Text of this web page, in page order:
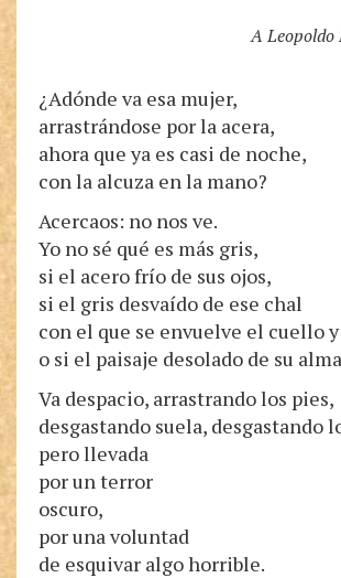
A Leopoldo
¿Adónde va esa mujer,
arrastrándose por la acera,
ahora que ya es casi de noche,
con la alcuza en la mano?
Acercaos: no nos ve.
Yo no sé qué es más gris,
si el acero frío de sus ojos,
si el gris desvaído de ese chal
con el que se envuelve el cuello y
o si el paisaje desolado de su
Va despacio, arrastrando los pies,
desgastando suela, desgastando
pero llevada
por un terror
oscuro,
por una voluntad
de esquivar algo horrible.